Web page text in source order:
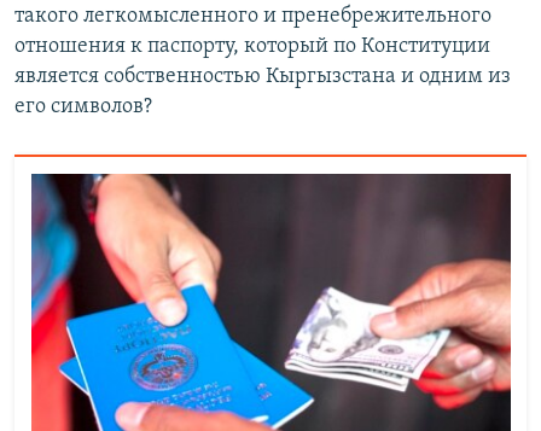
такого легкомысленного и пренебрежительного
отношения к паспорту, который по Конституции
является собственностью Кыргызстана и одним из
его символов?